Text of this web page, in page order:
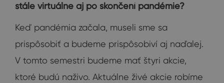
stále virtuálne aj po skončení pandémie?
Keď pandémia začala, museli sme sa
prispôsobiť a budeme prispôsobiví aj naďalej.
V tomto semestri budeme mať štyri akcie,
ktoré budú naživo. Aktuálne živé akcie robíme